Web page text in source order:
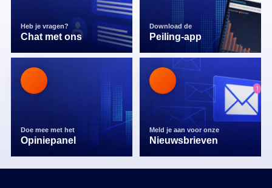
Heb je vragen?
Chat met ons
Download de
Peiling-app
Doe mee met het
Opiniepanel
Meld je aan voor onze
Nieuwsbrieven